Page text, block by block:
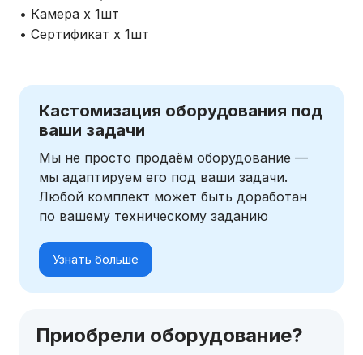
• Камера х 1шт
• Сертификат х 1шт
Кастомизация оборудования под
ваши задачи
Мы не просто продаём оборудование —
мы адаптируем его под ваши задачи.
Любой комплект может быть доработан
по вашему техническому заданию
Узнать больше
Приобрели оборудование?